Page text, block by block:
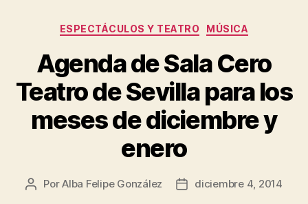
Categorías
ESPECTÁCULOS Y TEATRO MÚSICA
Agenda de Sala Cero
Teatro de Sevilla para los
meses de diciembre y
enero
Autor
PorAlba Felipe González
Fechadiciembre 4, 2014